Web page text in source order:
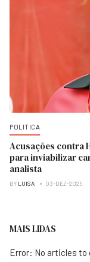
POLITICA
Acusações contra
para inviabilizar
analista
BY LUISA 03-DEZ-2025
MAIS LIDAS
Error: No articles to